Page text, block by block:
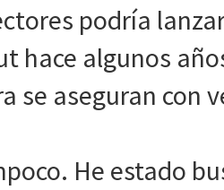
podría
hace algunos
se aseguran con
He estado